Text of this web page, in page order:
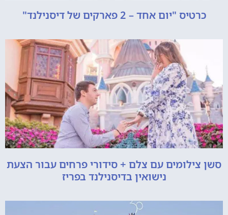
כרטיס "יום אחד – 2 פארקים של דיסנילנד"
סשן צילומים עם צלם + סידורי פרחים עבור הצעת
נישואין בדיסנילנד בפריז